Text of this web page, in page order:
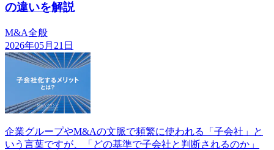
の違いを解説
M&A全般
2026年05月21日
企業グループやM&Aの文脈で頻繁に使われる「子会社」と
いう言葉ですが、「どの基準で子会社と判断されるのか」